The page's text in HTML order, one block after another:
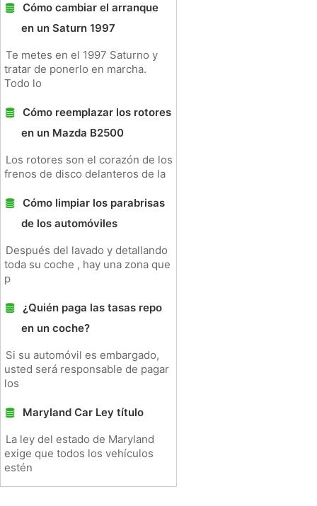
Cómo cambiar el arranque
en un Saturn 1997
Te metes en el 1997 Saturno y
tratar de ponerlo en marcha.
Todo lo
Cómo reemplazar los rotores
en un Mazda B2500
Los rotores son el corazón de los
frenos de disco delanteros de la
Cómo limpiar los parabrisas
de los automóviles
Después del lavado y detallando
toda su coche , hay una zona que
p
¿Quién paga las tasas repo
en un coche?
Si su automóvil es embargado,
usted será responsable de pagar
los
Maryland Car Ley título
La ley del estado de Maryland
exige que todos los vehículos
estén